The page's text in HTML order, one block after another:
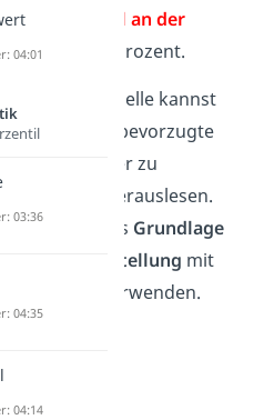
Anteil an der
in Prozent.
Häufigkeitstabelle kannst
Beispiel das bevorzugte
die Anzahl der zu
Mahlzeiten herauslesen.
du sie als Grundlage
Darstellung mit
verwenden.
04:01
03:36
04:35
04:14